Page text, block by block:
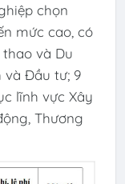
chọn
mức cao, có
và Du
và Đầu tư; 9
lĩnh vực Xây
Thương